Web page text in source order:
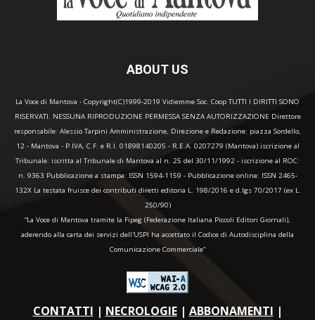
ABOUT US
La Voce di Mantova - Copyright(C)1999-2019 Vidiemme Soc. Coop TUTTI I DIRITTI SONO
RISERVATI. NESSUNA RIPRODUZIONE PERMESSA SENZA AUTORIZZAZIONE Direttore
responsabile: Alessio Tarpini Amministrazione, Direzione e Redazione: piazza Sordello,
12 - Mantova - P.IVA, C.F. e R.I. 01898140205 - R.E.A. 0207279 (Mantova) iscrizione al
Tribunale: iscritta al Tribunale di Mantova al n. 25 del 30/11/1992 - iscrizione al ROC:
n. 9363 Pubblicazione a stampa: ISSN 1594-1159 - Pubblicazione online: ISSN 2465-
132X La testata fruisce dei contributi diretti editoria L. 198/2016 e d.lgs 70/2017 (ex L.
250/90)
“La Voce di Mantova tramite la Fipeg (Federazione Italiana Piccoli Editori Giornali),
aderendo alla carta dei servizi dell'USPI ha accettato il Codice di Autodisciplina della
Comunicazione Commerciale"
CONTATTI | NECROLOGIE| ABBONAMENTI |